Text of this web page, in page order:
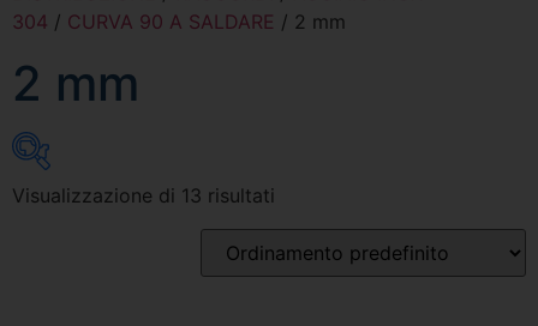
304 / CURVA 90 A SALDARE / 2 mm
2 mm
Inizia a digitare per attivare la ricerca
Visualizzazione di 13 risultati